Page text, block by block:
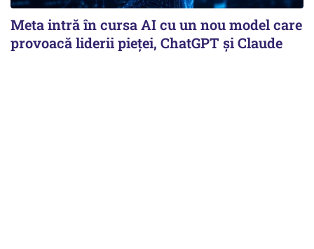
Meta intră în cursa AI cu un nou model care
provoacă liderii pieței, ChatGPT și Claude